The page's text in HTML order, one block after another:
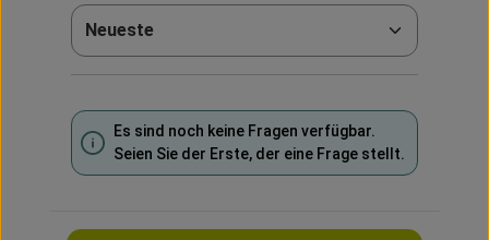
Sortieren nach
Es sind noch keine Fragen verfügbar.
Seien Sie der Erste, der eine Frage stellt.